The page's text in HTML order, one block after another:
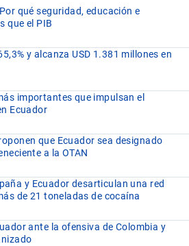
qué seguridad, educación e
que el PIB
y alcanza USD 1.381 millones en
importantes que impulsan el
Ecuador
que Ecuador sea designado
a la OTAN
y Ecuador desarticulan una red
de 21 toneladas de cocaína
ante la ofensiva de Colombia y